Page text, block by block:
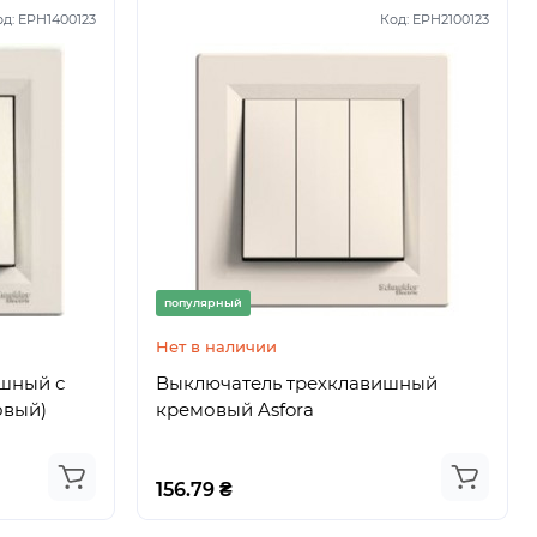
Код:919
EPH1400123
с
Код: EPH2100123
популярный
Нет в наличии
Выключатель трехклавишный
кремовый Asfora
156.79 ₴